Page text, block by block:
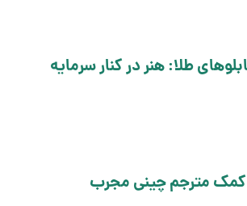
طلا: هنر در کنار سرمایه
کمک مترجم چینی مجرب